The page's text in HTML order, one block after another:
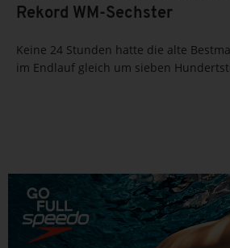
Rekord WM-Sechster
Keine 24 Stunden hatte die alte
im Endlauf gleich um sieben